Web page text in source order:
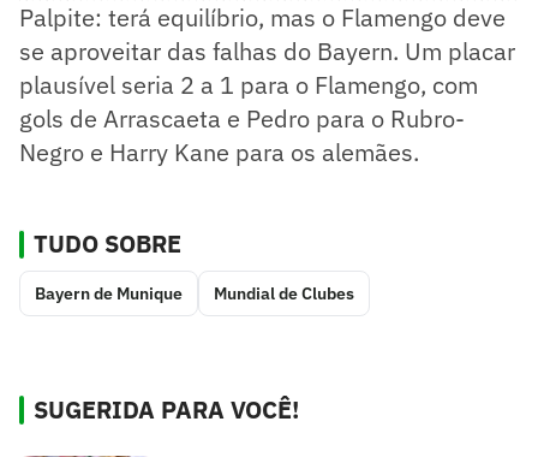
Palpite: terá equilíbrio, mas o Flamengo deve
se aproveitar das falhas do Bayern. Um placar
plausível seria 2 a 1 para o Flamengo, com
gols de Arrascaeta e Pedro para o Rubro-
Negro e Harry Kane para os alemães.
TUDO SOBRE
Bayern de Munique Mundial de Clubes
SUGERIDA PARA VOCÊ!